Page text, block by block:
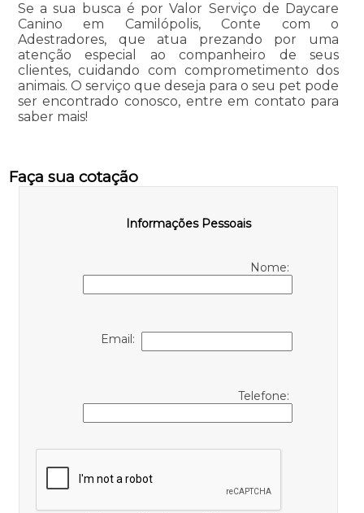
Se a sua busca é por Valor Serviço de Daycare
Canino em Camilópolis, Conte com o
Adestradores, que atua prezando por uma
atenção especial ao companheiro de seus
clientes, cuidando com comprometimento dos
animais. O serviço que deseja para o seu pet pode
ser encontrado conosco, entre em contato para
saber mais!
Faça sua cotação
Informações Pessoais
Nome:
Email:
Telefone: